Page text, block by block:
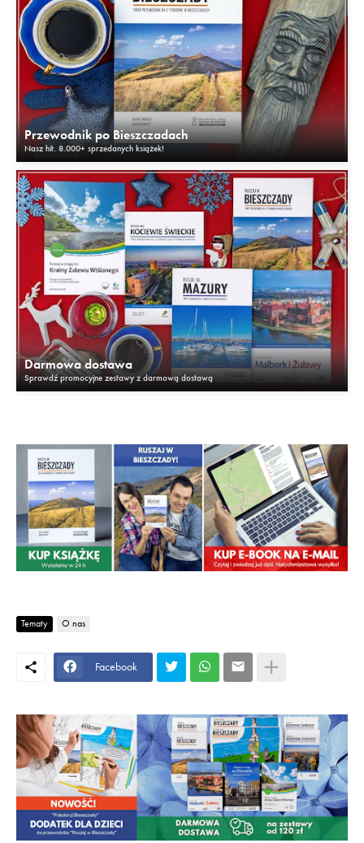
Przewodnik po Bieszczadach
Nasz hit. 8.000+ sprzedanych książek!
Darmowa dostawa
Sprawdź promocyjne zestawy z darmową dostawą
Tematy O nas
Facebook